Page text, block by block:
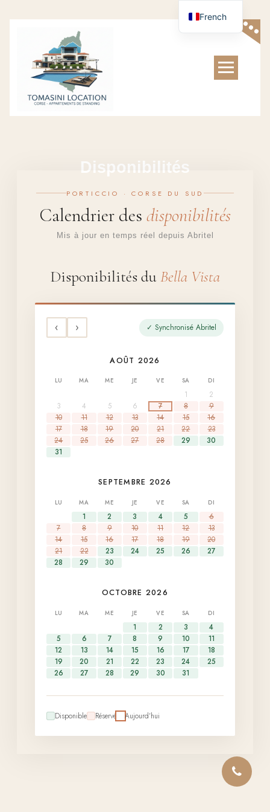
Disponibilités
PORTICCIO · CORSE DU SUD
Calendrier des disponibilités
Mis à jour en temps réel depuis Abritel
Disponibilités duBella Vista
‹ › ✓ Synchronisé Abritel
AOÛT 2026
LU MA ME JE VE SA DI
1
2
3
4 5 6 7 8
9
10
11 12 13 14 15
16
17
18 19 20 21 22
23
24
25 26 27 28 29
30
31
SEPTEMBRE 2026
LU MA ME JE VE SA DI
1 2 3 4 5
6
7
8 9 10 11 12
13
14
15 16 17 18 19
20
21
22 23 24 25 26
27
28
29 30
OCTOBRE 2026
LU MA ME JE VE SA DI
1 2 3
4
5
6 7 8 9 10
11
12
13 14 15 16 17
18
19
20 21 22 23 24
25
26
27 28 29 30 31
Disponible Réservé Aujourd'hui
French